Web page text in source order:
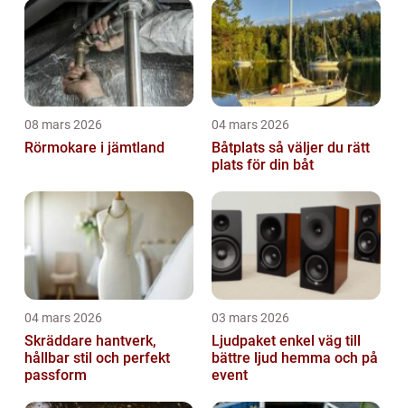
08 mars 2026
Rörmokare i jämtland
04 mars 2026
Båtplats så väljer du rätt
plats för din båt
04 mars 2026
Skräddare hantverk,
hållbar stil och perfekt
passform
03 mars 2026
Ljudpaket enkel väg till
bättre ljud hemma och på
event